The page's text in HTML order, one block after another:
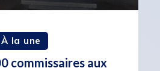
À la une
commissaires aux